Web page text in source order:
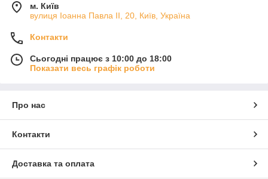
м. Київ
вулиця Іоанна Павла ІІ, 20, Київ, Україна
Контакти
Сьогодні працює з 10:00 до 18:00
Показати весь графік роботи
Про нас
Контакти
Доставка та оплата